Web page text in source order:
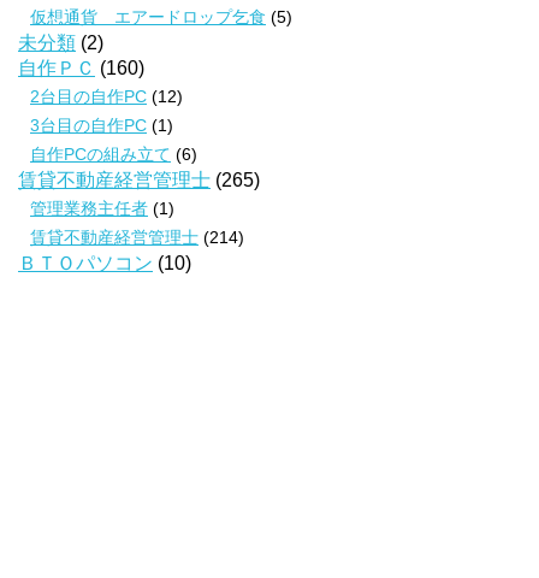
仮想通貨 エアードロップ乞食 (5)
未分類 (2)
自作ＰＣ (160)
2台目の自作PC (12)
3台目の自作PC (1)
自作PCの組み立て (6)
賃貸不動産経営管理士 (265)
管理業務主任者 (1)
賃貸不動産経営管理士 (214)
ＢＴＯパソコン (10)